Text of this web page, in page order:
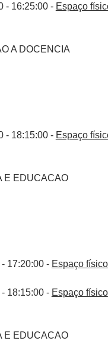
- 16:25:00 - Espaço
A DOCENCIA
- 18:15:00 - Espaço
E EDUCACAO
17:20:00 - Espaço físico
18:15:00 - Espaço físico
E EDUCACAO